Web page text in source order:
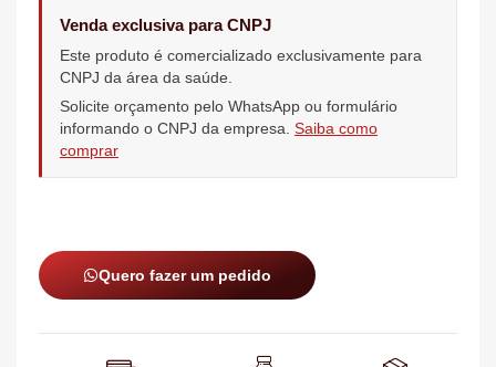
Venda exclusiva para CNPJ
Este produto é comercializado exclusivamente para
CNPJ da área da saúde.
Solicite orçamento pelo WhatsApp ou formulário
informando o CNPJ da empresa. Saiba como
comprar
Quero fazer um pedido